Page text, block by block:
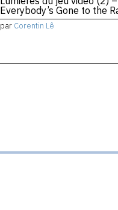
Everybody’s Gone to the
par Corentin Lê